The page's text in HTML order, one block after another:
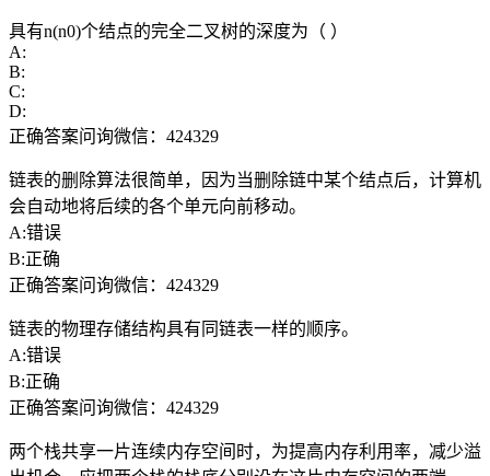
具有n(n0)个结点的完全二叉树的深度为（ ）
A:
B:
C:
D:
正确答案问询微信：424329
链表的删除算法很简单，因为当删除链中某个结点后，计算机
会自动地将后续的各个单元向前移动。
A:错误
B:正确
正确答案问询微信：424329
链表的物理存储结构具有同链表一样的顺序。
A:错误
B:正确
正确答案问询微信：424329
两个栈共享一片连续内存空间时，为提高内存利用率，减少溢